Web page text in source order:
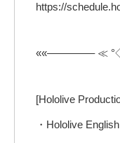
https://
««————– ≪
[Hololive
・Hololive